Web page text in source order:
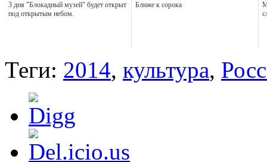
3 дня "Блокадный музей" будет открыт
под открытым небом.
Ближе к сорока
Теги: 2014, культура,